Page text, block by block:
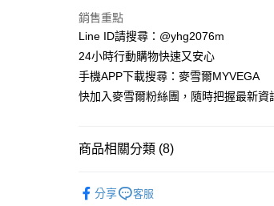
玉山商業銀行
台新國際商業銀行
台灣樂天信用卡公司
悠遊付
ATM付款
貨到付款
全家取貨付款
銷售重點
Line ID請搜尋：@yhg2076m
24小時行動購物快速又安心
手機APP下載搜尋：麥雪爾MYVEGA
快加入麥雪爾粉絲團，隨時把握最新資
商品相關分類 (8)
分享 客服